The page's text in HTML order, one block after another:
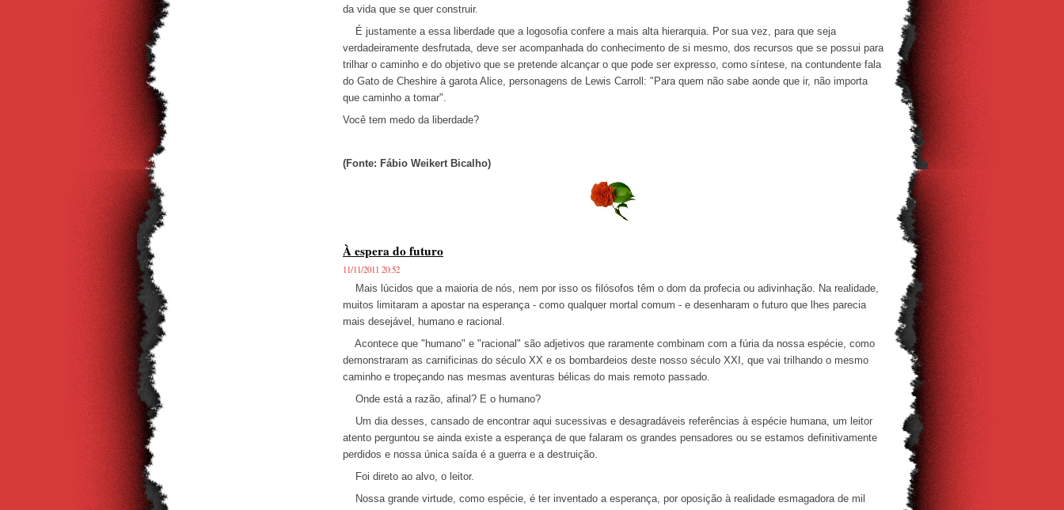
da vida que se quer construir.
É justamente a essa liberdade que a logosofia confere a mais alta hierarquia. Por sua vez, para que seja
verdadeiramente desfrutada, deve ser acompanhada do conhecimento de si mesmo, dos recursos que se possui para
trilhar o caminho e do objetivo que se pretende alcançar o que pode ser expresso, como síntese, na contundente fala
do Gato de Cheshire à garota Alice, personagens de Lewis Carroll: "Para quem não sabe aonde que ir, não importa
que caminho a tomar".
Você tem medo da liberdade?
(Fonte: Fábio Weikert Bicalho)
À espera do futuro
11/11/2011 20:52
Mais lúcidos que a maioria de nós, nem por isso os filósofos têm o dom da profecia ou adivinhação. Na realidade,
muitos limitaram a apostar na esperança - como qualquer mortal comum - e desenharam o futuro que lhes parecia
mais desejável, humano e racional.
Acontece que "humano" e "racional" são adjetivos que raramente combinam com a fúria da nossa espécie, como
demonstraram as carnificinas do século XX e os bombardeios deste nosso século XXI, que vai trilhando o mesmo
caminho e tropeçando nas mesmas aventuras bélicas do mais remoto passado.
Onde está a razão, afinal? E o humano?
Um dia desses, cansado de encontrar aqui sucessivas e desagradáveis referências à espécie humana, um leitor
atento perguntou se ainda existe a esperança de que falaram os grandes pensadores ou se estamos definitivamente
perdidos e nossa única saída é a guerra e a destruição.
Foi direto ao alvo, o leitor.
Nossa grande virtude, como espécie, é ter inventado a esperança, por oposição à realidade esmagadora de mil